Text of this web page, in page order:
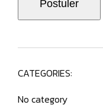
CATEGORIES:
No category